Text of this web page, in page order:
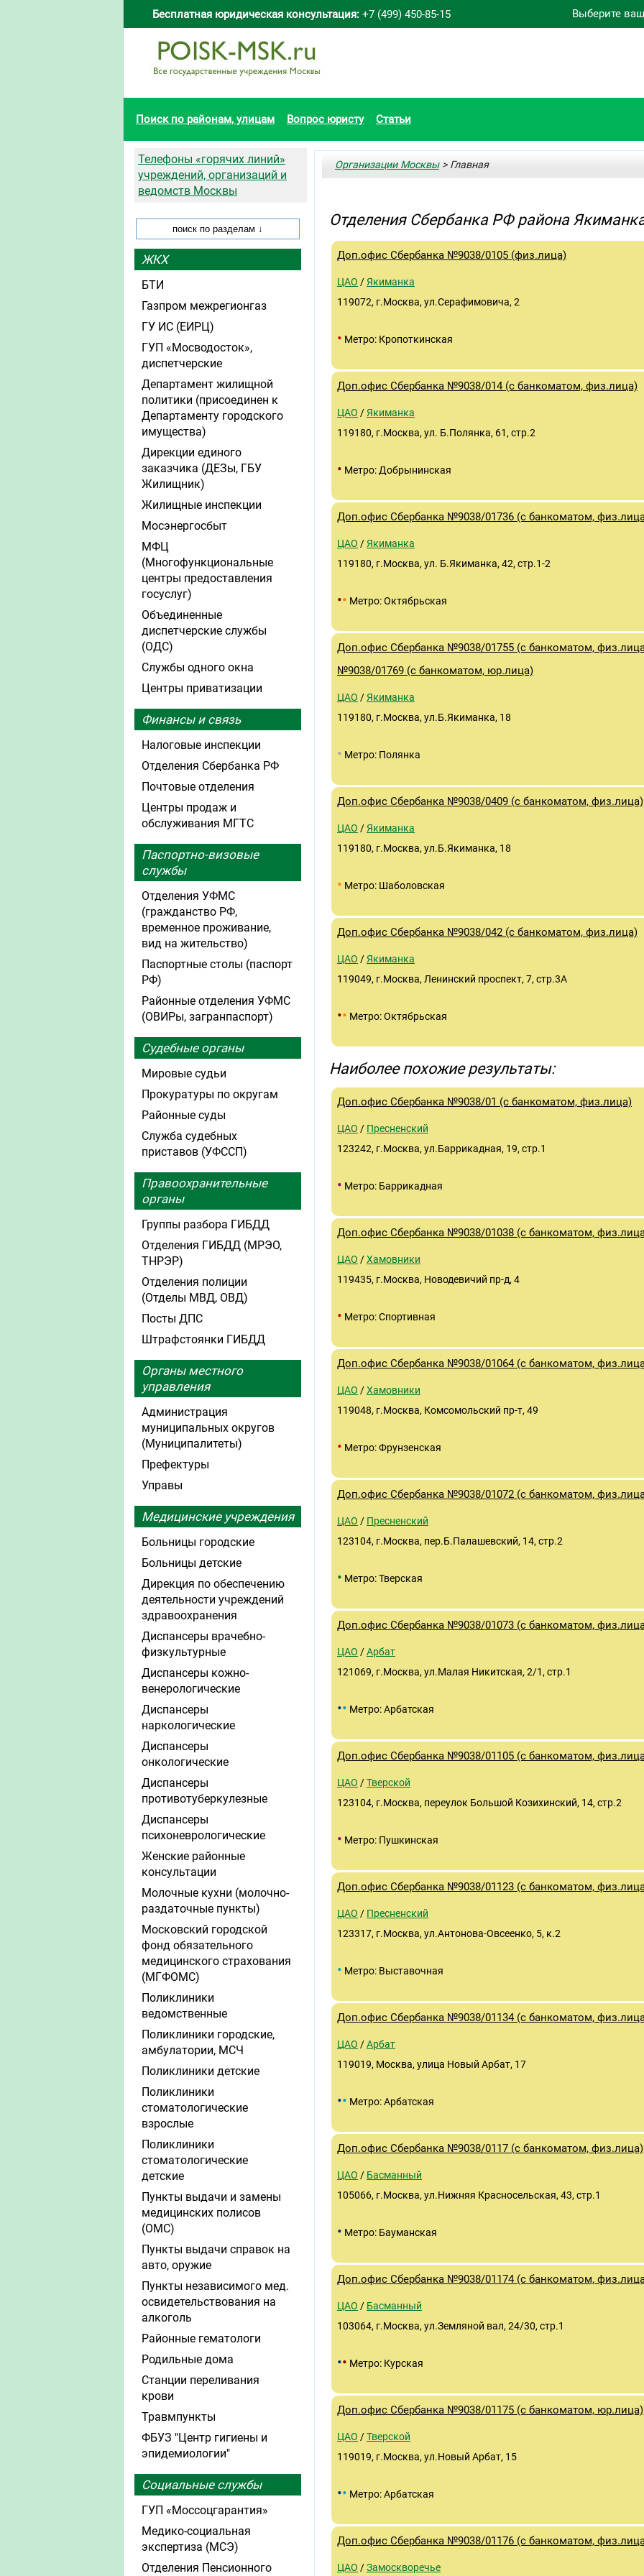
Выберите
Бесплатная юридическая консультация: +7 (499) 450-85-15
Поиск по районам, улицам Вопрос юристу Статьи
Организации Москвы> Главная
Отделения Сбербанка РФ района
Доп.офис Сбербанка №9038/0105 (физ.лица)
ЦАО / Якиманка
119072, г.Москва, ул.Серафимовича, 2
• Метро: Кропоткинская
Доп.офис Сбербанка №9038/014 (с банкоматом, физ.лица)
ЦАО / Якиманка
119180, г.Москва, ул. Б.Полянка, 61, стр.2
• Метро: Добрынинская
Доп.офис Сбербанка №9038/01736 (с банкоматом,
ЦАО / Якиманка
119180, г.Москва, ул. Б.Якиманка, 42, стр.1-2
•• Метро: Октябрьская
Доп.офис Сбербанка №9038/01755 (с банкоматом,
№9038/01769 (с банкоматом, юр.лица)
ЦАО / Якиманка
119180, г.Москва, ул.Б.Якиманка, 18
• Метро: Полянка
Доп.офис Сбербанка №9038/0409 (с банкоматом, физ.лица)
ЦАО / Якиманка
119180, г.Москва, ул.Б.Якиманка, 18
• Метро: Шаболовская
Доп.офис Сбербанка №9038/042 (с банкоматом, физ.лица)
ЦАО / Якиманка
119049, г.Москва, Ленинский проспект, 7, стр.3А
•• Метро: Октябрьская
Наиболее похожие результаты:
Доп.офис Сбербанка №9038/01 (с банкоматом, физ.лица)
ЦАО / Пресненский
123242, г.Москва, ул.Баррикадная, 19, стр.1
• Метро: Баррикадная
Доп.офис Сбербанка №9038/01038 (с банкоматом,
ЦАО /Хамовники
119435, г.Москва, Новодевичий пр-д, 4
• Метро: Спортивная
Доп.офис Сбербанка №9038/01064 (с банкоматом,
ЦАО /Хамовники
119048, г.Москва, Комсомольский пр-т, 49
• Метро: Фрунзенская
Доп.офис Сбербанка №9038/01072 (с банкоматом,
ЦАО / Пресненский
123104, г.Москва, пер.Б.Палашевский, 14, стр.2
• Метро: Тверская
Доп.офис Сбербанка №9038/01073 (с банкоматом,
ЦАО /Арбат
121069, г.Москва, ул.Малая Никитская, 2/1, стр.1
•• Метро: Арбатская
Доп.офис Сбербанка №9038/01105 (с банкоматом,
ЦАО /Тверской
123104, г.Москва, переулок Большой Козихинский, 14, стр.2
• Метро: Пушкинская
Доп.офис Сбербанка №9038/01123 (с банкоматом,
ЦАО / Пресненский
123317, г.Москва, ул.Антонова-Овсеенко, 5, к.2
• Метро: Выставочная
Доп.офис Сбербанка №9038/01134 (с банкоматом,
ЦАО /Арбат
119019, Москва, улица Новый Арбат, 17
•• Метро: Арбатская
Доп.офис Сбербанка №9038/0117 (с банкоматом, физ.лица)
ЦАО / Басманный
105066, г.Москва, ул.Нижняя Красносельская, 43, стр.1
• Метро: Бауманская
Доп.офис Сбербанка №9038/01174 (с банкоматом,
ЦАО / Басманный
103064, г.Москва, ул.Земляной вал, 24/30, стр.1
•• Метро: Курская
Доп.офис Сбербанка №9038/01175 (с банкоматом, юр.лица)
ЦАО /Тверской
119019, г.Москва, ул.Новый Арбат, 15
•• Метро: Арбатская
Доп.офис Сбербанка №9038/01176 (с банкоматом,
ЦАО /Замоскворечье
Телефоны «горячих линий»
учреждений, организаций и
ведомств Москвы
ЖКХ
БТИ
Газпром межрегионгаз
ГУ ИС (ЕИРЦ)
ГУП «Мосводосток»,
диспетчерские
Департамент жилищной
политики (присоединен к
Департаменту городского
имущества)
Дирекции единого
заказчика (ДЕЗы, ГБУ
Жилищник)
Жилищные инспекции
Мосэнергосбыт
МФЦ
(Многофункциональные
центры предоставления
госуслуг)
Объединенные
диспетчерские службы
(ОДС)
Службы одного окна
Центры приватизации
Финансы и связь
Налоговые инспекции
Отделения Сбербанка РФ
Почтовые отделения
Центры продаж и
обслуживания МГТС
Паспортно-визовые
службы
Отделения УФМС
(гражданство РФ,
временное проживание,
вид на жительство)
Паспортные столы (паспорт
РФ)
Районные отделения УФМС
(ОВИРы, загранпаспорт)
Судебные органы
Мировые судьи
Прокуратуры по округам
Районные суды
Служба судебных
приставов (УФССП)
Правоохранительные
органы
Группы разбора ГИБДД
Отделения ГИБДД (МРЭО,
ТНРЭР)
Отделения полиции
(Отделы МВД, ОВД)
Посты ДПС
Штрафстоянки ГИБДД
Органы местного
управления
Администрация
муниципальных округов
(Муниципалитеты)
Префектуры
Управы
Медицинские учреждения
Больницы городские
Больницы детские
Дирекция по обеспечению
деятельности учреждений
здравоохранения
Диспансеры врачебно-
физкультурные
Диспансеры кожно-
венерологические
Диспансеры
наркологические
Диспансеры
онкологические
Диспансеры
противотуберкулезные
Диспансеры
психоневрологические
Женские районные
консультации
Молочные кухни (молочно-
раздаточные пункты)
Московский городской
фонд обязательного
медицинского страхования
(МГФОМС)
Поликлиники
ведомственные
Поликлиники городские,
амбулатории, МСЧ
Поликлиники детские
Поликлиники
стоматологические
взрослые
Поликлиники
стоматологические
детские
Пункты выдачи и замены
медицинских полисов
(ОМС)
Пункты выдачи справок на
авто, оружие
Пункты независимого мед.
освидетельствования на
алкоголь
Районные гематологи
Родильные дома
Станции переливания
крови
Травмпункты
ФБУЗ "Центр гигиены и
эпидемиологии"
Социальные службы
ГУП «Моссоцгарантия»
Медико-социальная
экспертиза (МСЭ)
Отделения Пенсионного